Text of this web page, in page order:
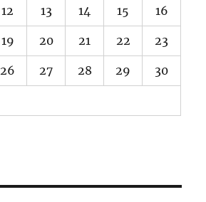
12 13 14 15 16
19 20 21 22 23
26 27 28 29 30